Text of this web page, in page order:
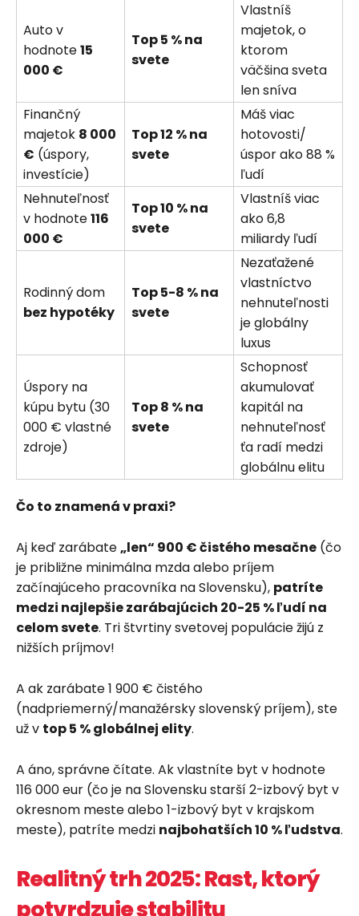
Auto v
hodnote15
000 €
Top 5 % na
svete
Vlastníš
majetok, o
ktorom
väčšina sveta
len sníva
Finančný
majetok 8 000
€ (úspory,
investície)
Top 12 % na
svete
Máš viac
hotovosti/
úspor ako 88 %
ľudí
Nehnuteľnosť
v hodnote116
000 €
Top 10 % na
svete
Vlastníš viac
ako 6,8
miliardy ľudí
Rodinný dom
bez hypotéky
Top 5-8 % na
svete
Nezaťažené
vlastníctvo
nehnuteľnosti
je globálny
luxus
Úspory na
kúpu bytu (30
000 € vlastné
zdroje)
Top 8 % na
svete
Schopnosť
akumulovať
kapitál na
nehnuteľnosť
ťa radí medzi
globálnu elitu
Čo to znamená v praxi?
Aj keď zarábate„len“ 900 € čistého mesačne (čo
je približne minimálna mzda alebo príjem
začínajúceho pracovníka na Slovensku), patríte
medzi najlepšie zarábajúcich 20-25 % ľudí na
celom svete. Tri štvrtiny svetovej populácie žijú z
nižších príjmov!
A ak zarábate 1 900 € čistého
(nadpriemerný/manažérsky slovenský príjem), ste
už v top 5 % globálnej elity.
A áno, správne čítate. Ak vlastníte byt v hodnote
116 000 eur (čo je na Slovensku starší 2-izbový byt v
okresnom meste alebo 1-izbový byt v krajskom
meste), patríte medzi najbohatších 10 % ľudstva.
Realitný trh 2025: Rast, ktorý
potvrdzuje stabilitu